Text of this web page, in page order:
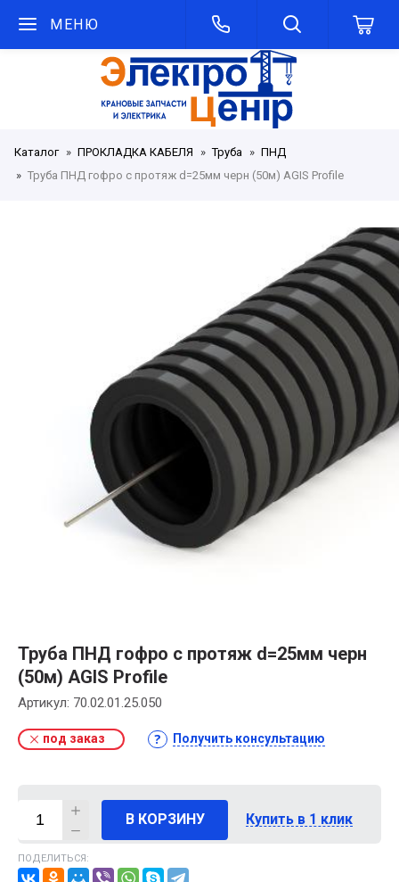
МЕНЮ
Каталог ПРОКЛАДКА КАБЕЛЯ Труба
ПНД
Труба ПНД гофро с протяж d=25мм черн (50м) AGIS Profile
Труба ПНД гофро с протяж d=25мм черн
(50м) AGIS Profile
Артикул: 70.02.01.25.050
под заказ Получить консультацию
В КОРЗИНУ Купить в 1 клик
ПОДЕЛИТЬСЯ: